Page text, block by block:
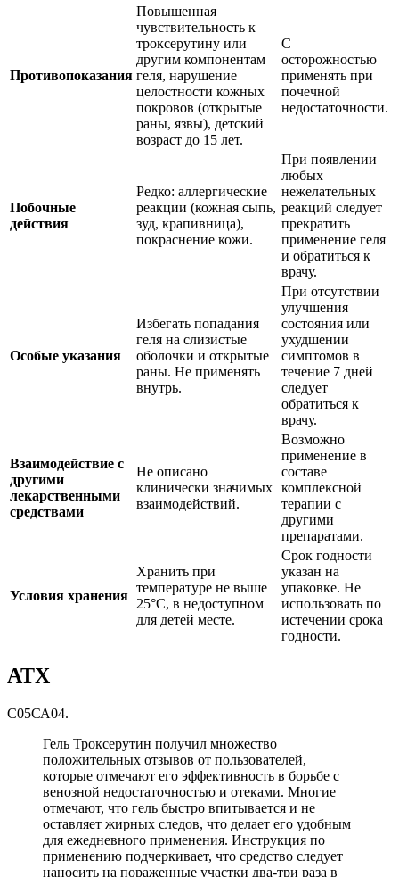
Противопоказания
Повышенная
чувствительность к
троксерутину или
другим компонентам
геля, нарушение
целостности кожных
покровов (открытые
раны, язвы), детский
возраст до 15 лет.
С
осторожностью
применять при
почечной
недостаточности.
Побочные
действия
Редко: аллергические
реакции (кожная сыпь,
зуд, крапивница),
покраснение кожи.
При появлении
любых
нежелательных
реакций следует
прекратить
применение геля
и обратиться к
врачу.
Особые указания
Избегать попадания
геля на слизистые
оболочки и открытые
раны. Не применять
внутрь.
При отсутствии
улучшения
состояния или
ухудшении
симптомов в
течение 7 дней
следует
обратиться к
врачу.
Взаимодействие с
другими
лекарственными
средствами
Не описано
клинически значимых
взаимодействий.
Возможно
применение в
составе
комплексной
терапии с
другими
препаратами.
Условия хранения
Хранить при
температуре не выше
25°C, в недоступном
для детей месте.
Срок годности
указан на
упаковке. Не
использовать по
истечении срока
годности.
АТХ
С05СА04.
Гель Троксерутин получил множество
положительных отзывов от пользователей,
которые отмечают его эффективность в борьбе с
венозной недостаточностью и отеками. Многие
отмечают, что гель быстро впитывается и не
оставляет жирных следов, что делает его удобным
для ежедневного применения. Инструкция по
применению подчеркивает, что средство следует
наносить на пораженные участки два-три раза в